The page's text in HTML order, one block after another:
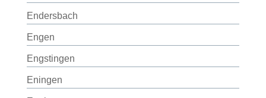
Endersbach
Engen
Engstingen
Eningen